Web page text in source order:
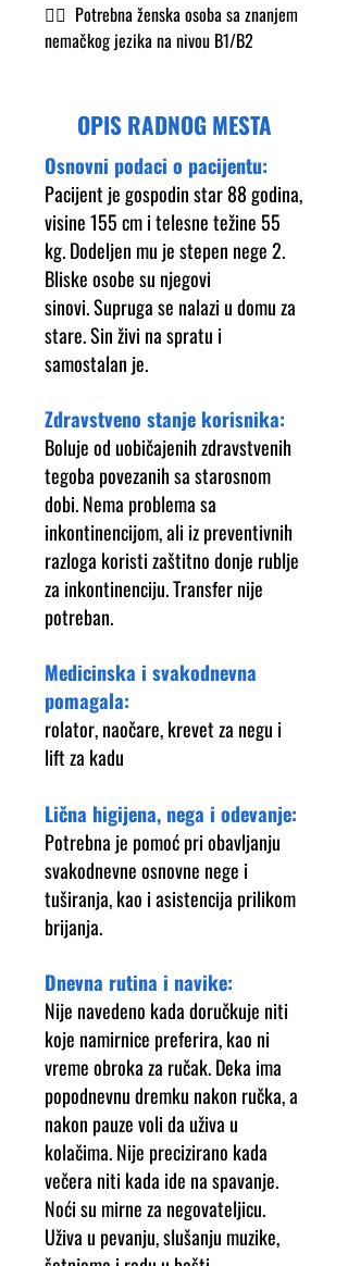
👩‍⚕️ Potrebna ženska osoba sa znanjem
nemačkog jezika na nivou B1/B2
OPIS RADNOG MESTA
Osnovni podaci o pacijentu:
Pacijent je gospodin star 88 godina,
visine 155 cm i telesne težine 55
kg.Dodeljen mu je stepen nege 2.
Bliske osobe su njegovi
sinovi.Supruga se nalazi u domu za
stare.Sin živi na spratu i
samostalan je.
Zdravstveno stanje korisnika:
Boluje od uobičajenih zdravstvenih
tegoba povezanih sa starosnom
dobi.Nema problema sa
inkontinencijom, ali iz preventivnih
razloga koristi zaštitno donje rublje
za inkontinenciju.Transfer nije
potreban.
Medicinska i svakodnevna
pomagala:
rolator, naočare, krevet za negu i
lift za kadu
Lična higijena, nega i odevanje:
Potrebna je pomoć pri obavljanju
svakodnevne osnovne nege i
tuširanja, kao i asistencija prilikom
brijanja.
Dnevna rutina i navike:
Nije navedeno kada doručkuje niti
koje namirnice preferira, kao ni
vreme obroka za ručak. Deka ima
popodnevnu dremku nakon ručka, a
nakon pauze voli da uživa u
kolačima. Nije precizirano kada
večera niti kada ide na spavanje.
Noći su mirne za negovateljicu.
Uživa u pevanju, slušanju muzike,